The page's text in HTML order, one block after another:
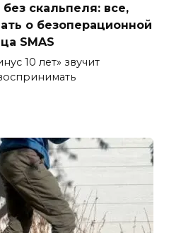
скальпеля: все,
о безоперационной
SMAS
10 лет» звучит